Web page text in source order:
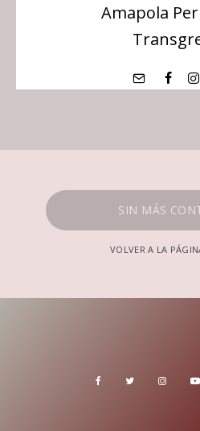
Amapola
SIN MÁS
VOLVER A LA